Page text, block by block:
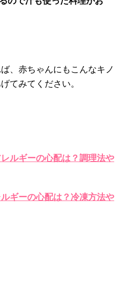
、赤ちゃんにもこんなキノ
てみてください。
ルギーの心配は？調理法や
ギーの心配は？冷凍方法や